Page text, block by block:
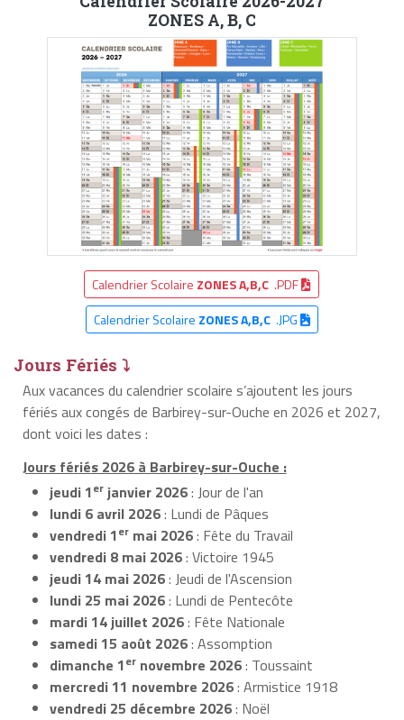
ZONES A, B, C
Calendrier Scolaire ZONES A,B,C .PDF
Calendrier Scolaire ZONES A,B,C.JPG
Jours Fériés ⤵
Aux vacances du calendrier scolaire s’ajoutent les jours
fériés aux congés de Barbirey-sur-Ouche en 2026 et 2027,
dont voici les dates :
Jours fériés 2026 à Barbirey-sur-Ouche :
jeudi 1er janvier 2026: Jour de l'an
lundi 6 avril 2026: Lundi de Pâques
vendredi 1er mai 2026: Fête du Travail
vendredi 8 mai 2026: Victoire 1945
jeudi 14 mai 2026: Jeudi de l'Ascension
lundi 25 mai 2026: Lundi de Pentecôte
mardi 14 juillet 2026: Fête Nationale
samedi 15 août 2026: Assomption
dimanche 1er novembre 2026: Toussaint
mercredi 11 novembre 2026: Armistice 1918
vendredi 25 décembre 2026: Noël